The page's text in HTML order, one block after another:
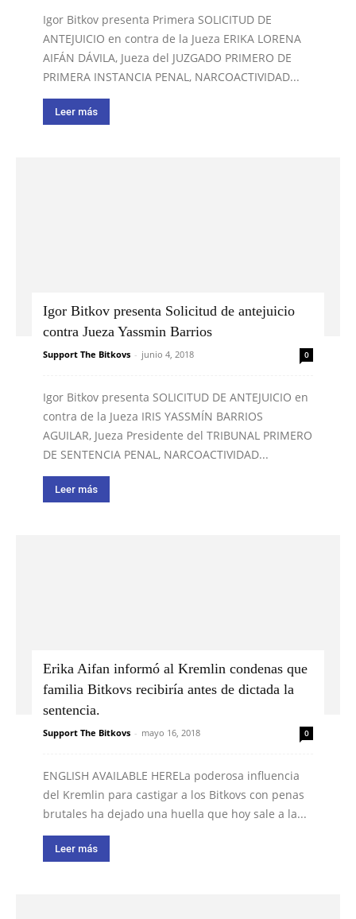
Igor Bitkov presenta Primera SOLICITUD DE
ANTEJUICIO en contra de la Jueza ERIKA LORENA
AIFÁN DÁVILA, Jueza del JUZGADO PRIMERO DE
PRIMERA INSTANCIA PENAL, NARCOACTIVIDAD...
Leer más
Igor Bitkov presenta Solicitud de antejuicio
contra Jueza Yassmin Barrios
Support The Bitkovs - junio 4, 2018 0
Igor Bitkov presenta SOLICITUD DE ANTEJUICIO en
contra de la Jueza IRIS YASSMÍN BARRIOS
AGUILAR, Jueza Presidente del TRIBUNAL PRIMERO
DE SENTENCIA PENAL, NARCOACTIVIDAD...
Leer más
Erika Aifan informó al Kremlin condenas que
familia Bitkovs recibiría antes de dictada la
sentencia.
Support The Bitkovs - mayo 16, 2018 0
ENGLISH AVAILABLE HERELa poderosa influencia
del Kremlin para castigar a los Bitkovs con penas
brutales ha dejado una huella que hoy sale a la...
Leer más